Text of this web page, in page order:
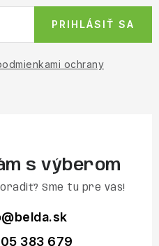
ochrany
PRIHLÁSIŤ SA
s výberom
Sme tu pre vás!
@belda.sk
383 679